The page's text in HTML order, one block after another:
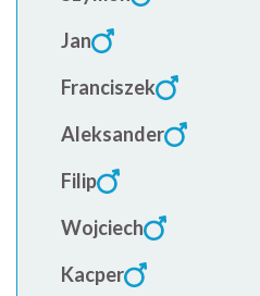
Jan
Franciszek
Aleksander
Filip
Wojciech
Kacper